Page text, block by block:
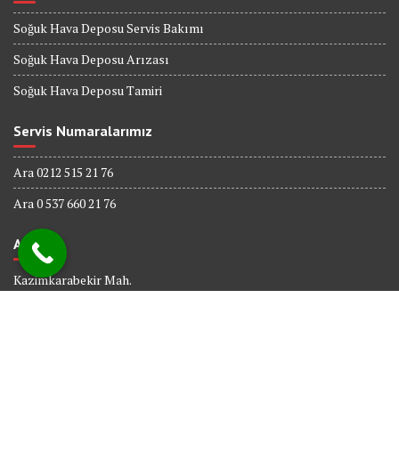
Soğuk Hava Deposu Servis Bakımı
Soğuk Hava Deposu Arızası
Soğuk Hava Deposu Tamiri
Servis Numaralarımız
Ara 0212 515 21 76
Ara 0 537 660 21 76
Adres
Kazimkarabekir Mah.